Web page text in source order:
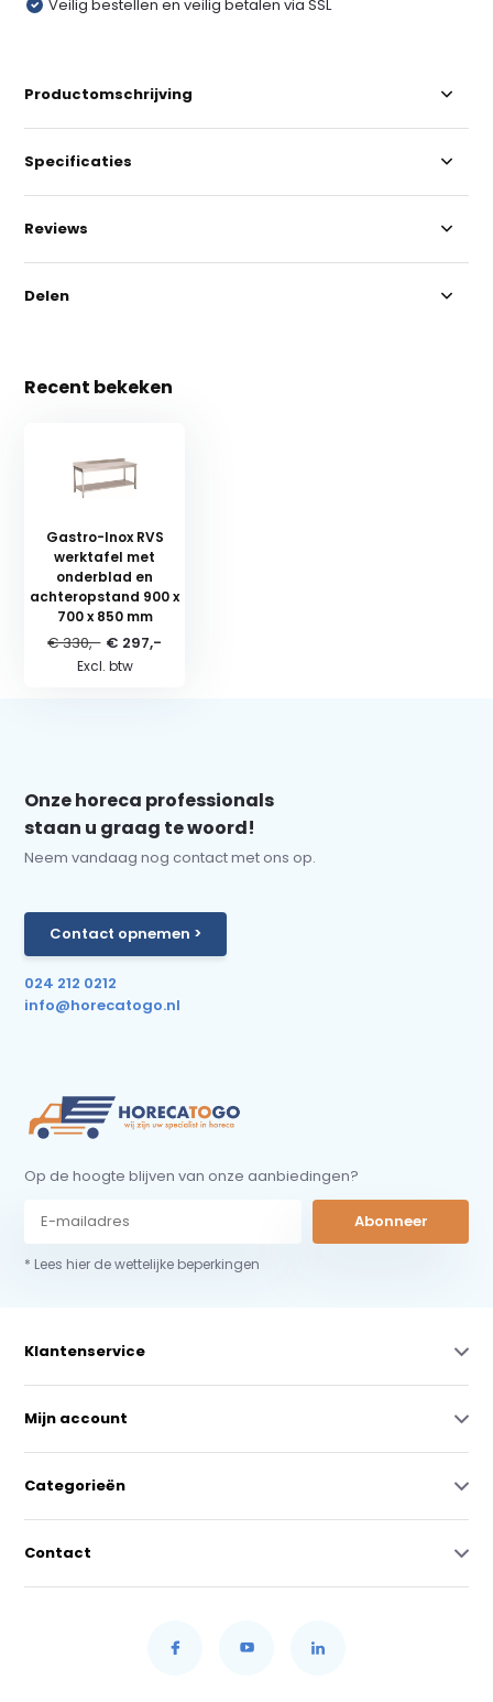
Veilig bestellen en veilig betalen via SSL
Productomschrijving
Specificaties
Reviews
Delen
Recent bekeken
Gastro-Inox RVS
werktafel met
onderblad en
achteropstand 900 x
700 x 850 mm
€ 330,- € 297,-
Excl. btw
Onze horeca professionals
staan u graag te woord!
Neem vandaag nog contact met ons op.
Contact opnemen >
024 212 0212
info@horecatogo.nl
Op de hoogte blijven van onze aanbiedingen?
Abonneer
* Lees hier de wettelijke beperkingen
Klantenservice
Mijn account
Categorieën
Contact